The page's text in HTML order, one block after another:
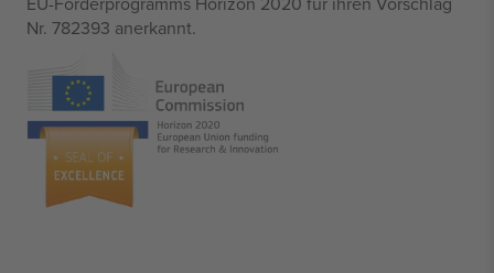
Nr. 782393 anerkannt.